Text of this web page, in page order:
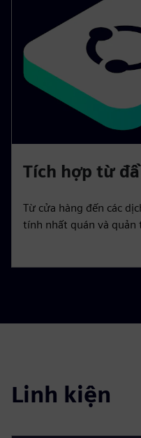
Tích hợp từ
Từ cửa hàng đến các
tính nhất quán và quản
Linh kiện